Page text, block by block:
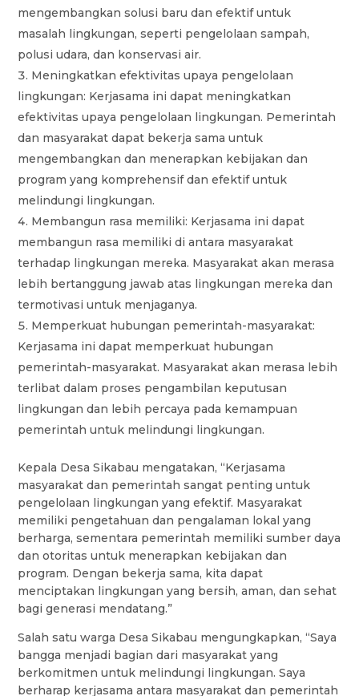
mengembangkan solusi baru dan efektif untuk
masalah lingkungan, seperti pengelolaan sampah,
polusi udara, dan konservasi air.
Meningkatkan efektivitas upaya pengelolaan
lingkungan: Kerjasama ini dapat meningkatkan
efektivitas upaya pengelolaan lingkungan. Pemerintah
dan masyarakat dapat bekerja sama untuk
mengembangkan dan menerapkan kebijakan dan
program yang komprehensif dan efektif untuk
melindungi lingkungan.
Membangun rasa memiliki: Kerjasama ini dapat
membangun rasa memiliki di antara masyarakat
terhadap lingkungan mereka. Masyarakat akan merasa
lebih bertanggung jawab atas lingkungan mereka dan
termotivasi untuk menjaganya.
Memperkuat hubungan pemerintah-masyarakat:
Kerjasama ini dapat memperkuat hubungan
pemerintah-masyarakat. Masyarakat akan merasa lebih
terlibat dalam proses pengambilan keputusan
lingkungan dan lebih percaya pada kemampuan
pemerintah untuk melindungi lingkungan.
Kepala Desa Sikabau mengatakan, “Kerjasama
masyarakat dan pemerintah sangat penting untuk
pengelolaan lingkungan yang efektif. Masyarakat
memiliki pengetahuan dan pengalaman lokal yang
berharga, sementara pemerintah memiliki sumber daya
dan otoritas untuk menerapkan kebijakan dan
program. Dengan bekerja sama, kita dapat
menciptakan lingkungan yang bersih, aman, dan sehat
bagi generasi mendatang.”
Salah satu warga Desa Sikabau mengungkapkan, “Saya
bangga menjadi bagian dari masyarakat yang
berkomitmen untuk melindungi lingkungan. Saya
berharap kerjasama antara masyarakat dan pemerintah